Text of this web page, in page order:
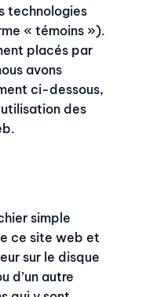
technologies
« témoins »).
placés par
avons
ci-dessous,
des
simple
ce site web et
sur le disque
d’un autre